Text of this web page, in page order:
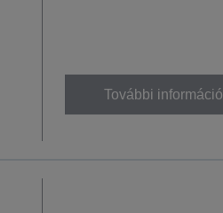
További információ